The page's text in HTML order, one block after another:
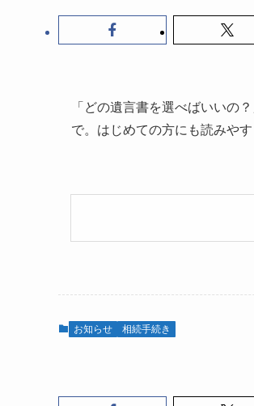
「どの遺言書を選べばいいの
で。はじめての方にも読みや
お知らせ 相続手続き